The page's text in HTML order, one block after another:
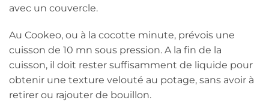
avec un couvercle.
Au Cookeo, ou à la cocotte minute, prévois une
cuisson de 10 mn sous pression. A la fin de la
cuisson, il doit rester suffisamment de liquide pour
obtenir une texture velouté au potage, sans avoir à
retirer ou rajouter de bouillon.